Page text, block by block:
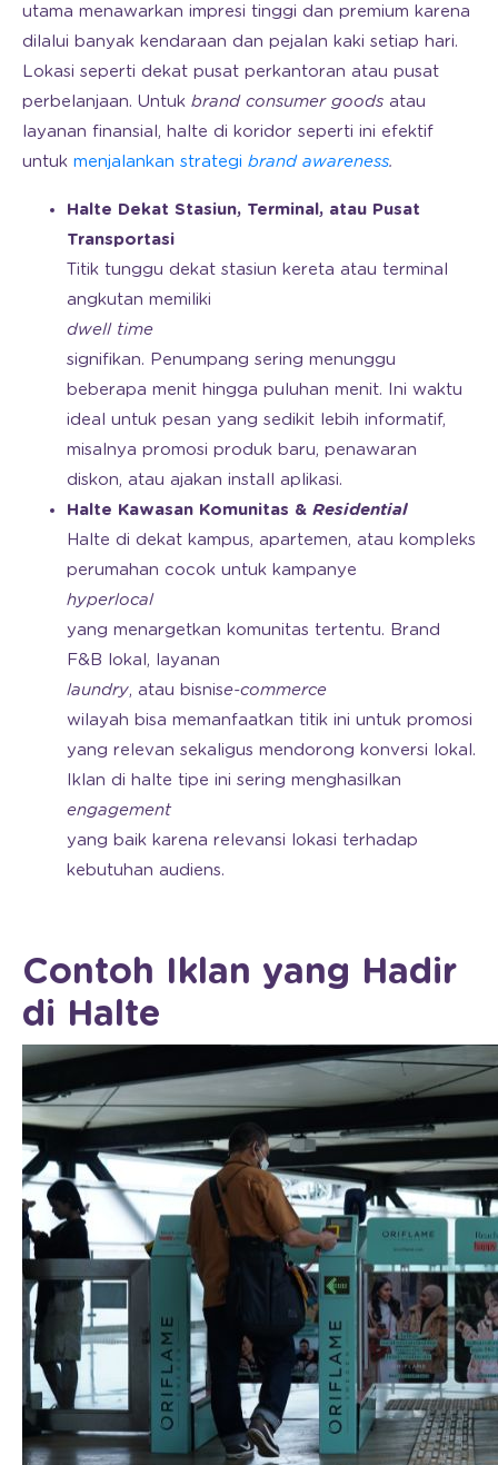
utama menawarkan impresi tinggi dan premium karena
dilalui banyak kendaraan dan pejalan kaki setiap hari.
Lokasi seperti dekat pusat perkantoran atau pusat
perbelanjaan. Untuk brand consumer goods atau
layanan finansial, halte di koridor seperti ini efektif
untuk menjalankan strategi brand awareness.
Halte Dekat Stasiun, Terminal, atau Pusat
Transportasi
Titik tunggu dekat stasiun kereta atau terminal
angkutan memiliki
dwell time
signifikan. Penumpang sering menunggu
beberapa menit hingga puluhan menit. Ini waktu
ideal untuk pesan yang sedikit lebih informatif,
misalnya promosi produk baru, penawaran
diskon, atau ajakan install aplikasi.
Halte Kawasan Komunitas & Residential
Halte di dekat kampus, apartemen, atau kompleks
perumahan cocok untuk kampanye
hyperlocal
yang menargetkan komunitas tertentu. Brand
F&B lokal, layanan
laundry, atau bisnise-commerce
wilayah bisa memanfaatkan titik ini untuk promosi
yang relevan sekaligus mendorong konversi lokal.
Iklan di halte tipe ini sering menghasilkan
engagement
yang baik karena relevansi lokasi terhadap
kebutuhan audiens.
Contoh Iklan yang Hadir
di Halte